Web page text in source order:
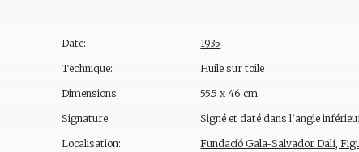
Date: 1935
Technique: Huile sur toile
Dimensions: 55.5 x 46 cm
Signature: Signé et daté dans l’angle
Localisation: Fundació Gala-Salvador Dalí,